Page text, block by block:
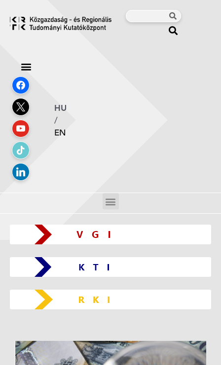
HU
/
EN